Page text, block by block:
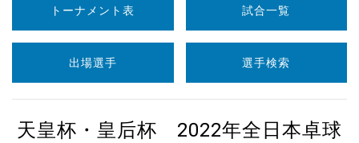
トーナメント表 試合一覧
出場選手 選手検索
天皇杯・皇后杯 2022年全日本卓球